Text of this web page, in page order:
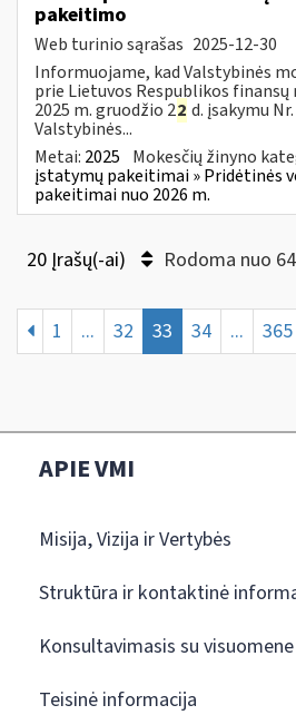
pakeitimo
Web turinio sąrašas 2025-12-30
Informuojame, kad Valstybinės
prie Lietuvos Respublikos
2025 m. gruodžio 22 d. įsakymu
Valstybinės...
Metai: 2025 Mokesčių žinyno
įstatymų pakeitimai » Pridėtinės
pakeitimai nuo 2026 m.
20 Įrašų(-ai) Rodoma nuo
1 ... 32 33 34 ... 365
APIE VMI
Misija, Vizija ir Vertybės
Struktūra ir kontaktinė
Konsultavimasis su visuomene
Teisinė informacija